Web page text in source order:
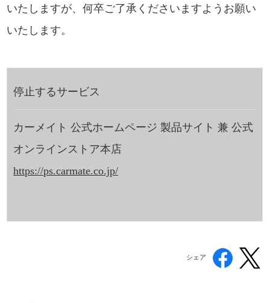
いたしますが、何卒ご了承くださいますようお願い
いたします。
停止するサービス
カーメイト 公式ホームページ 製品サイト 兼 公式
オンラインストア本店
https://ps.carmate.co.jp/
シェア